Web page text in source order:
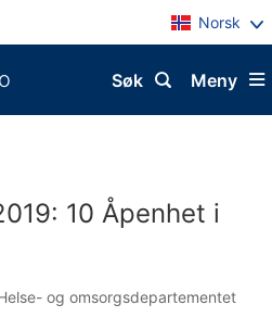
Norsk
Meny
Søk
10 Åpenhet i
og omsorgsdepartementet